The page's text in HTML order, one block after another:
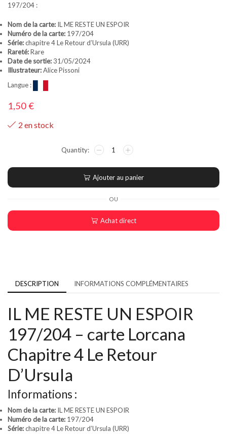
197/204 :
Nom de la carte: IL ME RESTE UN ESPOIR
Numéro de la carte: 197/204
Série:chapitre 4 Le Retour d’Ursula (URR)
Rareté:Rare
Date de sortie: 31/05/2024
Illustrateur:Alice Pissoni
Langue :
1,50€
2 en stock
Ajouter au panier
OU
Achat direct
DESCRIPTION INFORMATIONS COMPLÉMENTAIRES
IL ME RESTE UN ESPOIR
197/204 – carte Lorcana
Chapitre 4 Le Retour
D’Ursula
Informations :
Nom de la carte: IL ME RESTE UN ESPOIR
Numéro de la carte: 197/204
Série:chapitre 4 Le Retour d’Ursula (URR)